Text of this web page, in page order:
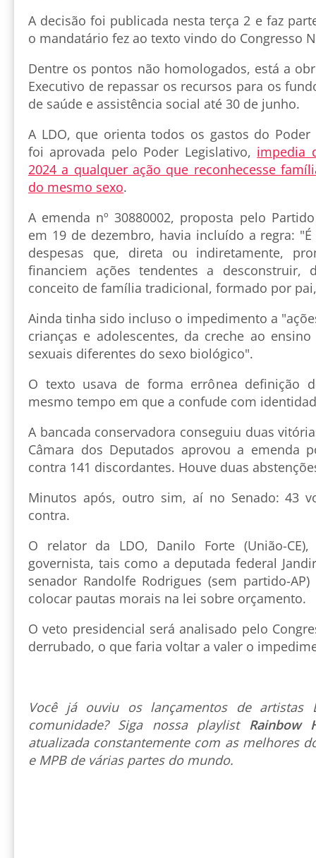
A decisão foi publicada nesta terça 2 e faz
o mandatário fez ao texto vindo do Congresso
Dentre os pontos não homologados, está a
Executivo de repassar os recursos para os
de saúde e assistência social até 30 de junho.
A LDO, que orienta todos os gastos do Poder
foi aprovada pelo Poder Legislativo, impedia
2024 a qualquer ação que reconhecesse
do mesmo sexo.
A emenda nº 30880002, proposta pelo
em 19 de dezembro, havia incluído a regra:
despesas que, direta ou indiretamente,
financiem ações tendentes a desconstruir,
conceito de família tradicional, formado por
Ainda tinha sido incluso o impedimento a
crianças e adolescentes, da creche ao
sexuais diferentes do sexo biológico".
O texto usava de forma errônea definição
mesmo tempo em que a confude com
A bancada conservadora conseguiu duas
Câmara dos Deputados aprovou a emenda
contra 141 discordantes. Houve duas
Minutos após, outro sim, aí no Senado: 43
contra.
O relator da LDO, Danilo Forte (União-
governista, tais como a deputada federal
senador Randolfe Rodrigues (sem partido-
colocar pautas morais na lei sobre orçamento.
O veto presidencial será analisado pelo
derrubado, o que faria voltar a valer o
Você já ouviu os lançamentos de artistas
comunidade? Siga nossa playlist Rainbow
atualizada constantemente com as melhores
e MPB de várias partes do mundo.